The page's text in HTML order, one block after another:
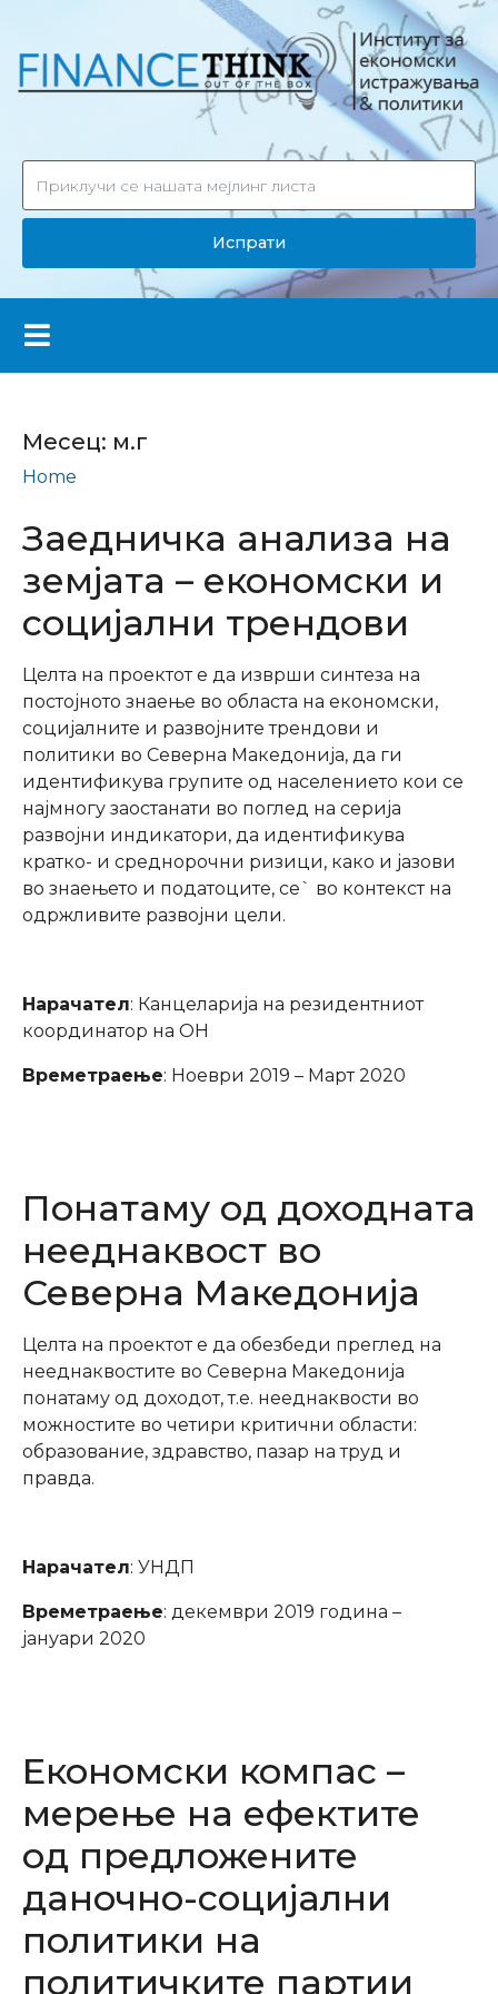
Испрати
Месец: м.г
Home
Заедничка анализа на
земјата – економски и
социјални трендови
Целта на проектот е да изврши синтеза на
постојното знаење во областа на економски,
социјалните и развојните трендови и
политики во Северна Македонија, да ги
идентификува групите од населението кои се
најмногу заостанати во поглед на серија
развојни индикатори, да идентификува
кратко- и среднорочни ризици, како и јазови
во знаењето и податоците, се` во контекст на
одржливите развојни цели.
Нарачател: Канцеларија на резидентниот
координатор на ОН
Времетраење: Ноеври 2019 – Март 2020
Понатаму од доходната
нееднаквост во
Северна Македонија
Целта на проектот е да обезбеди преглед на
нееднаквостите во Северна Македонија
понатаму од доходот, т.е. нееднаквости во
можностите во четири критични области:
образование, здравство, пазар на труд и
правда.
Нарачател: УНДП
Времетраење: декември 2019 година –
јануари 2020
Економски компас –
мерење на ефектите
од предложените
даночно-социјални
политики на
политичките партии